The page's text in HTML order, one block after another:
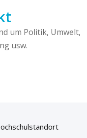
um Politik, Umwelt,
usw.